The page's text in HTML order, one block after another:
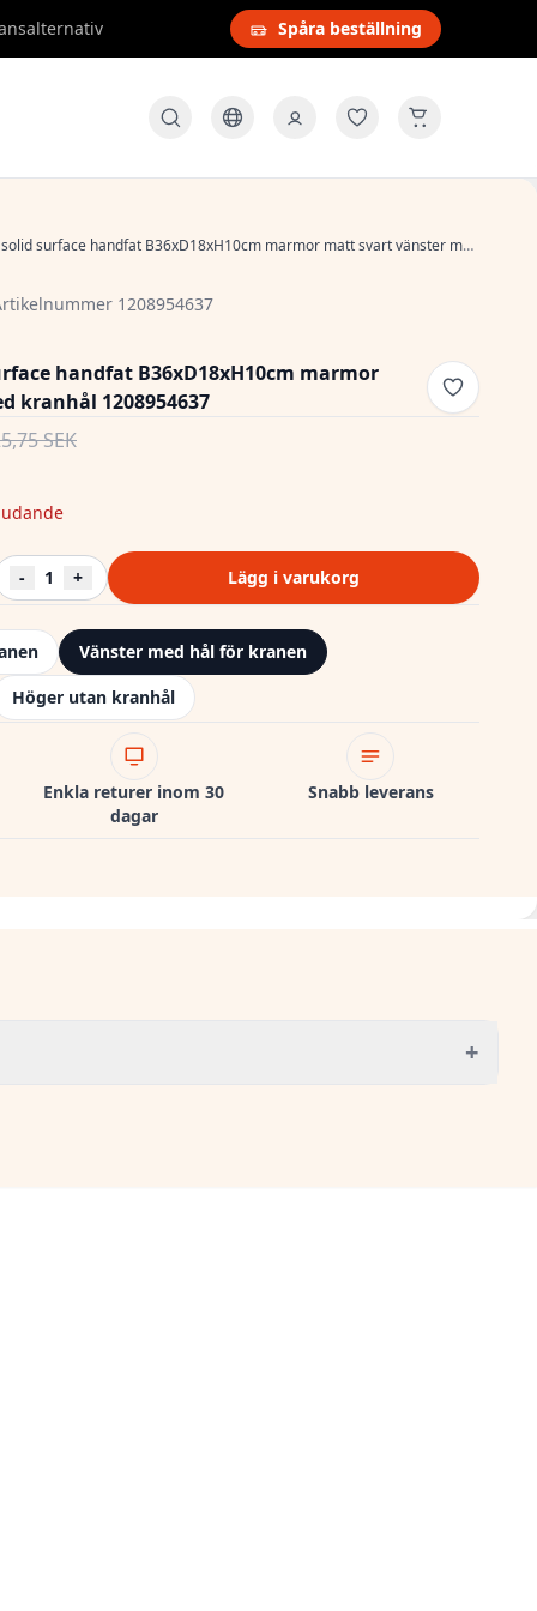
Spåra beställning
surface handfat B36xD18xH10cm marmor matt svart vänster med kranhål 1208954637
1208954637
handfat B36xD18xH10cm marmor
kranhål 1208954637
SEK
- 1 + Lägg i varukorg
Vänster med hål för kranen
Höger utan kranhål
Enkla returer inom 30
dagar
Snabb leverans
+